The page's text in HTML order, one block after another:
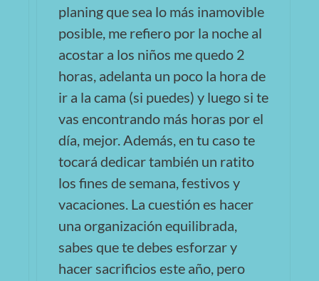
planing que sea lo más inamovible
posible, me refiero por la noche al
acostar a los niños me quedo 2
horas, adelanta un poco la hora de
ir a la cama (si puedes) y luego si te
vas encontrando más horas por el
día, mejor. Además, en tu caso te
tocará dedicar también un ratito
los fines de semana, festivos y
vacaciones. La cuestión es hacer
una organización equilibrada,
sabes que te debes esforzar y
hacer sacrificios este año, pero